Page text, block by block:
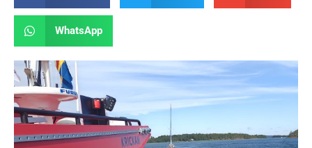
WhatsApp